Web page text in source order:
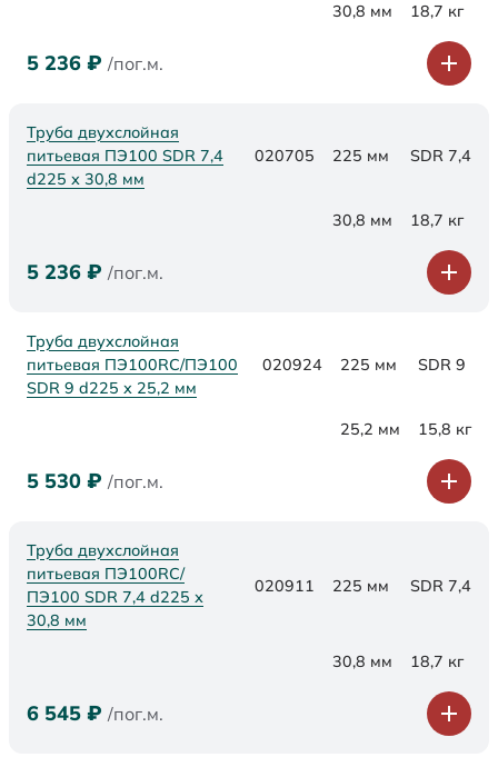
30,8 мм 18,7 кг
5 236 ₽ /пог.м.
Труба двухслойная
питьевая ПЭ100 SDR 7,4
d225 х 30,8 мм
020705 225 мм SDR 7,4
30,8 мм 18,7 кг
5 236 ₽ /пог.м.
Труба двухслойная
питьевая ПЭ100RC/ПЭ100
SDR 9 d225 х 25,2 мм
020924 225 мм SDR 9
25,2 мм 15,8 кг
5 530 ₽ /пог.м.
Труба двухслойная
питьевая ПЭ100RC/
ПЭ100 SDR 7,4 d225 х
30,8 мм
020911 225 мм SDR 7,4
30,8 мм 18,7 кг
6 545 ₽ /пог.м.